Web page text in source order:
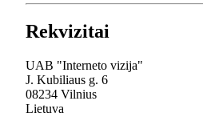
Rekvizitai
UAB "Interneto vizija"
J. Kubiliaus g. 6
08234 Vilnius
Lietuva